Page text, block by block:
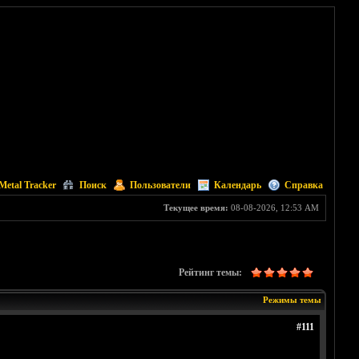
Tracker Поиск Пользователи Календарь Справка
Текущее время: 08-08-2026, 12:53 AM
Рейтинг темы:
Режимы темы
#111